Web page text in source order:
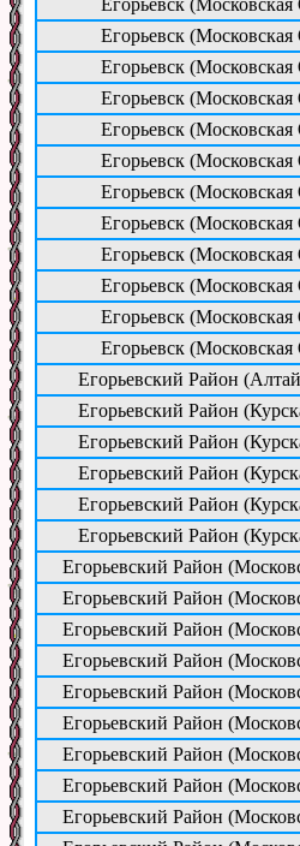
Егорьевск (Московская
Егорьевск (Московская
Егорьевск (Московская
Егорьевск (Московская
Егорьевск (Московская
Егорьевск (Московская
Егорьевск (Московская
Егорьевск (Московская
Егорьевск (Московская
Егорьевск (Московская
Егорьевск (Московская
Егорьевский Район
Егорьевский Район
Егорьевский Район
Егорьевский Район
Егорьевский Район
Егорьевский Район
Егорьевский Район
Егорьевский Район
Егорьевский Район
Егорьевский Район
Егорьевский Район
Егорьевский Район
Егорьевский Район
Егорьевский Район
Егорьевский Район